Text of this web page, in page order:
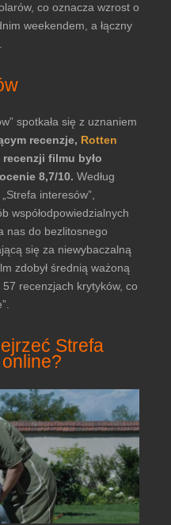
co oznacza wzrost o
weekendem, a łączny
spotkała się z uznaniem
recenzje, Rotten
filmu było
8,7/10. Według
interesów”,
współodpowiedzialnych
nas do bezlitosnego
się za niewybaczalną
zdobył średnią ważoną
recenzjach krytyków, co
Strefa